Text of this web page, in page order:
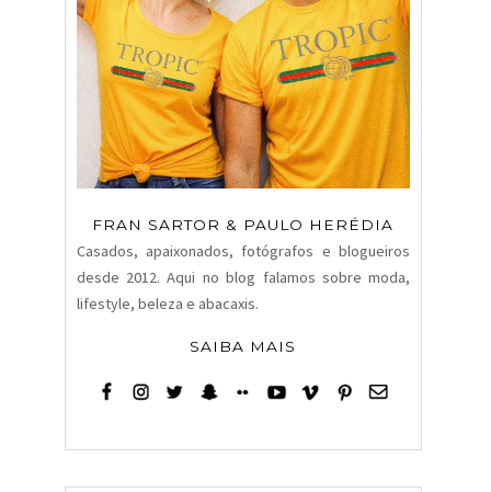
FRAN SARTOR & PAULO HERÉDIA
Casados, apaixonados, fotógrafos e blogueiros
desde 2012. Aqui no blog falamos sobre moda,
lifestyle, beleza e abacaxis.
SAIBA MAIS